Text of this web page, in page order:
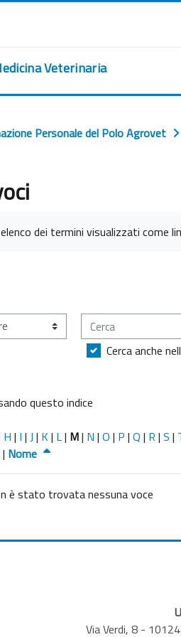
Veterinaria
Personale del Polo Agrovet
dei termini visualizzati come
questo indice
Cerca
Cerca anche
questo indice
H | I | J | K | L| M| N | O | P | Q | R | S |
| Nome
è stato trovata nessuna voce
Via Verdi, 8 -